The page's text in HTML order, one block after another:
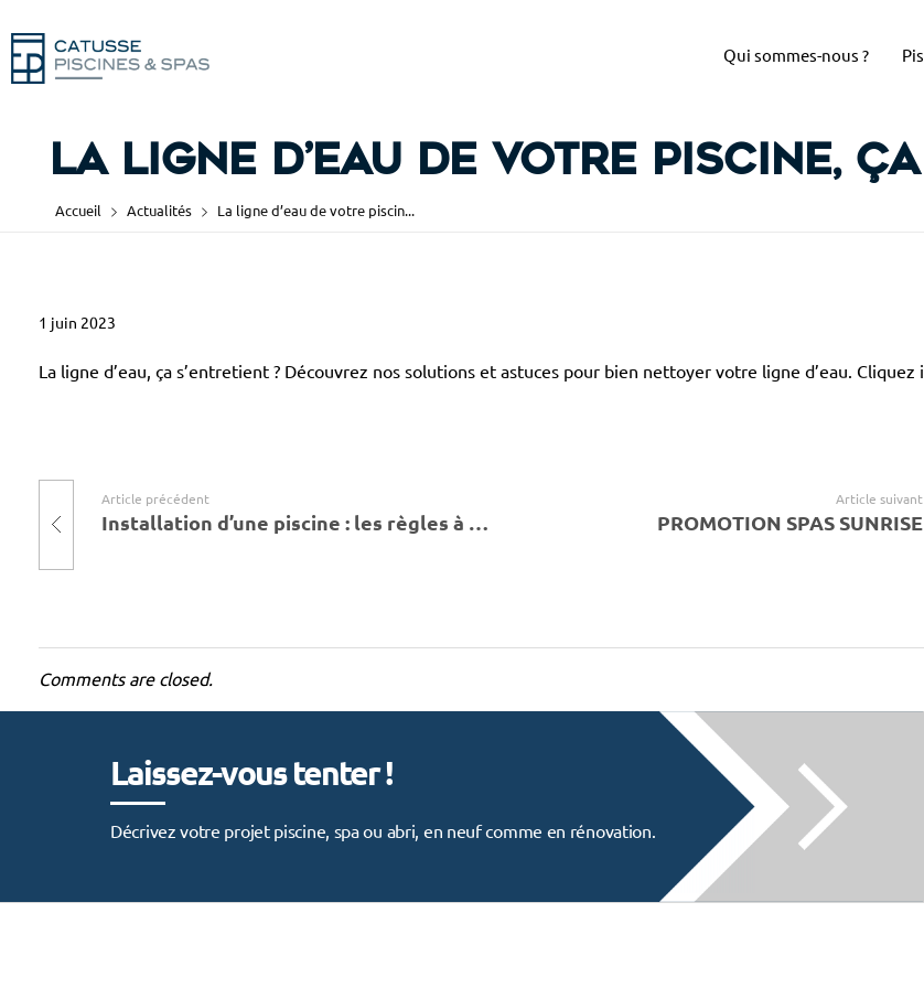
Qui sommes-nous ?
La ligne d’eau de votre piscine,
Accueil Actualités La ligne d’eau de votre piscin...
L
a
i
g
n
d
’
1 juin 2023
La ligne d’eau, ça s’entretient ? Découvrez nos solutions et astuces pour bien nettoyer votre ligne d’eau. Cliquez
Article précédent
Installation d’une piscine : les règles à respecter pour éviter les conflits avec les voisins
Article suivant
PROMOTION SPAS SUNRISE
Comments are closed.
Laissez-vous tenter !
Décrivez votre projet piscine, spa ou abri, en neuf comme en rénovation.